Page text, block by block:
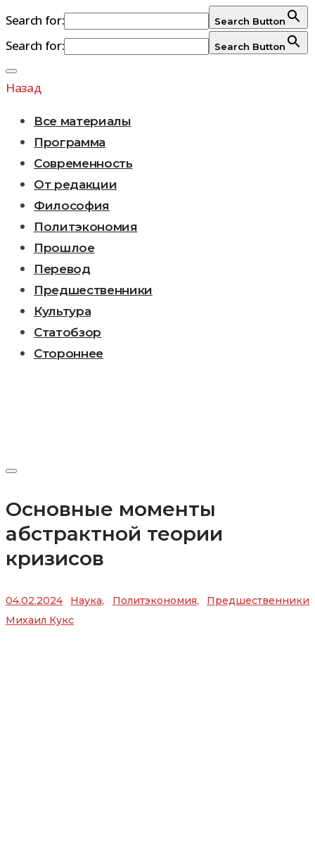
Search for: Search Button
Search for: Search Button
Перейти
к
Назад
Все материалы
Программа
Современность
От редакции
Философия
Политэкономия
Прошлое
Перевод
Предшественники
Культура
Статобзор
Стороннее
Основные моменты
абстрактной теории
кризисов
04.02.2024 Наука, Политэкономия, Предшественники
Михаил Кукс